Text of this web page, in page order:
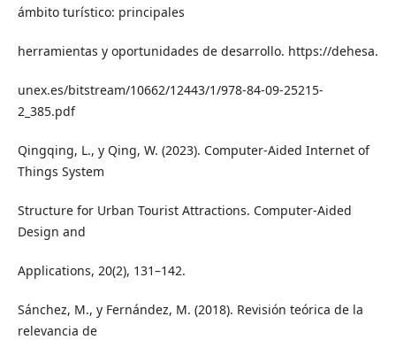
ámbito turístico: principales
herramientas y oportunidades de desarrollo. https://dehesa.
unex.es/bitstream/10662/12443/1/978-84-09-25215-
2_385.pdf
Qingqing, L., y Qing, W. (2023). Computer-Aided Internet of
Things System
Structure for Urban Tourist Attractions. Computer-Aided
Design and
Applications, 20(2), 131–142.
Sánchez, M., y Fernández, M. (2018). Revisión teórica de la
relevancia de